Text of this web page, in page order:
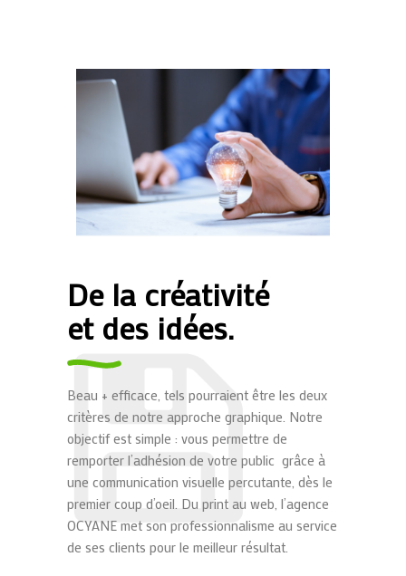
De la créativité
et des idées.
Beau + efficace, tels pourraient être les deux
critères de notre approche graphique. Notre
objectif est simple : vous permettre de
remporter l’adhésion de votre public grâce à
une communication visuelle percutante, dès le
premier coup d’oeil. Du print au web, l’agence
OCYANE met son professionnalisme au service
de ses clients pour le meilleur résultat.